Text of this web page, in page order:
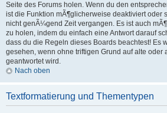
Seite des Forums holen. Wenn du den
ist die Funktion mÃ¶glicherweise deaktiviert oder
nicht genÃ¼gend Zeit vergangen. Es ist auch
zu holen, indem du einfach eine Antwort darauf
dass du die Regeln dieses Boards beachtest! Es
gesehen, wenn ohne triftigen Grund auf alte oder
geantwortet wird.
Nach oben
Textformatierung und Thementypen